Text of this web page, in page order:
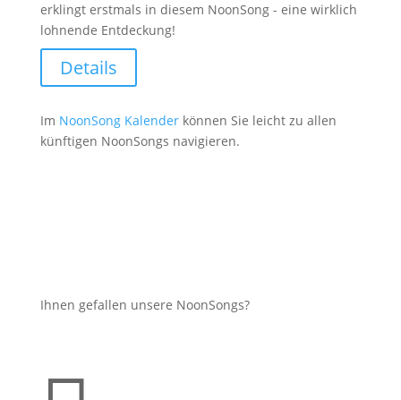
erklingt erstmals in diesem NoonSong - eine wirklich
lohnende Entdeckung!
Details
Im NoonSong Kalenderkönnen Sie leicht zu allen
künftigen NoonSongs navigieren.
Ihnen gefallen unsere NoonSongs?